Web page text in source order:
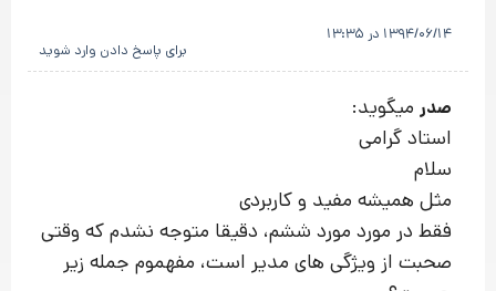
1394/06/14 در 13:35
برای پاسخ دادن وارد شوید
صدر میگوید:
استاد گرامی
سلام
مثل همیشه مفید و کاربردی
فقط در مورد مورد ششم، دقیقا متوجه نشدم که وقتی
صحبت از ویژگی های مدیر است، مفهموم جمله زیر